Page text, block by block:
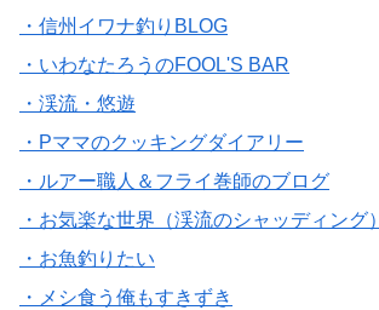
・信州イワナ釣りBLOG
・いわなたろうのFOOL'S BAR
・渓流・悠遊
・Pママのクッキングダイアリー
・ルアー職人＆フライ巻師のブログ
・お気楽な世界（渓流のシャッディング）
・お魚釣りたい
・メシ食う俺もすきずき